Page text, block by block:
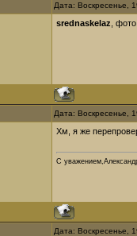
Дата: Воскресенье,
srednaskelaz ,
Дата: Воскресенье,
Хм, я же
С
Дата: Воскресенье,